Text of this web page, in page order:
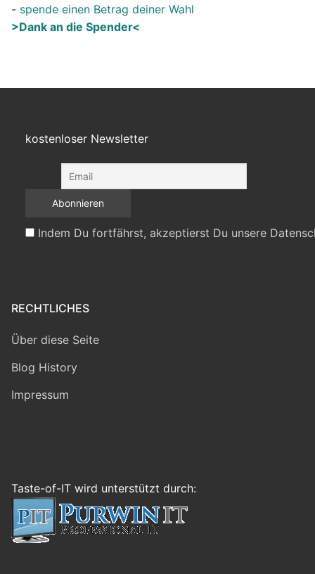
- spende einen Betrag deiner Wahl
>Dank an die Spender<
kostenloser Newsletter
Indem Du fortfährst, akzeptierst Du unsere
RECHTLICHES
Über diese Seite
Blog History
Impressum
Taste-of-IT wird unterstützt durch: